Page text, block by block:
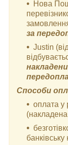
Нова
за
Justin
Способи
оплата у
банківську